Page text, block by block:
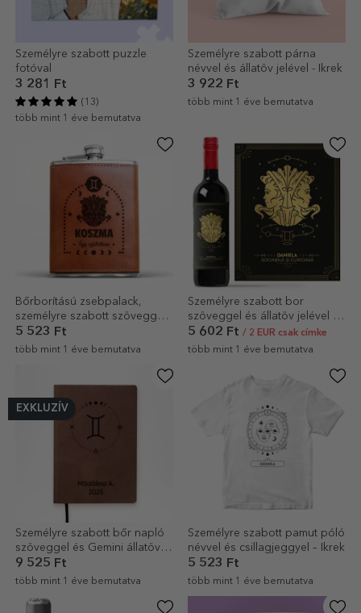
Személyre szabott puzzle
fotóval
3 281 Ft
(13)
több mint 1 éve bemutatva
Személyre szabott párna
névvel és állatöv jelével - Ikrek
3 922 Ft
több mint 1 éve bemutatva
Bőrborítású zsebpalack,
személyre szabott szöveggel
és állatöv jelével - Ikrek
5 523 Ft
több mint 1 éve bemutatva
Személyre szabott bor
szöveggel és állatöv jelével -
Ikrek
5 602 Ft / 2 EUR csak címke
több mint 1 éve bemutatva
EXKLUZÍV
Személyre szabott bőr napló
szöveggel és Gemini állatöv
jelével
9 525 Ft
több mint 1 éve bemutatva
Személyre szabott pamut póló
névvel és csillagjeggyel – Ikrek
5 523 Ft
több mint 1 éve bemutatva